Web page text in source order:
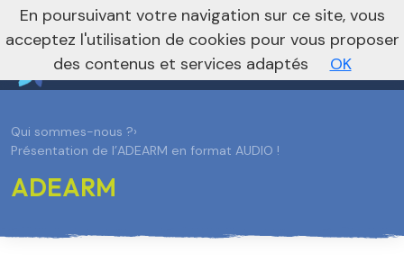
Vers le site national
Qui sommes-nous ?›
Présentation de l’ADEARM en format AUDIO !
ADEARM
En poursuivant votre navigation sur ce site, vous
acceptez l'utilisation de cookies pour vous proposer
des contenus et services adaptés
OK